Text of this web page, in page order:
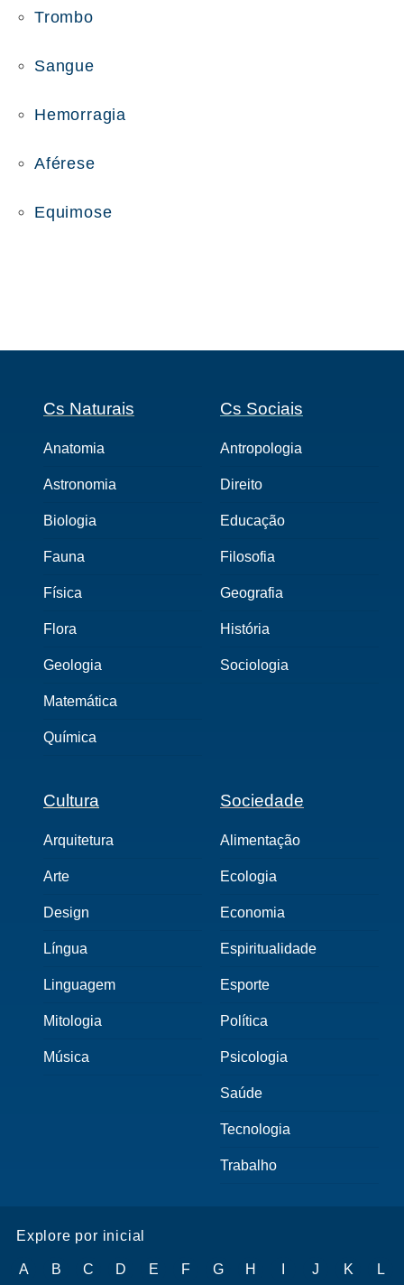
Trombo
Sangue
Hemorragia
Aférese
Equimose
Cs Naturais
Anatomia
Astronomia
Biologia
Fauna
Física
Flora
Geologia
Matemática
Química
Cs Sociais
Antropologia
Direito
Educação
Filosofia
Geografia
História
Sociologia
Cultura
Arquitetura
Arte
Design
Língua
Linguagem
Mitologia
Música
Sociedade
Alimentação
Ecologia
Economia
Espiritualidade
Esporte
Política
Psicologia
Saúde
Tecnologia
Trabalho
Explore por inicial
A B C D E F G H J K L